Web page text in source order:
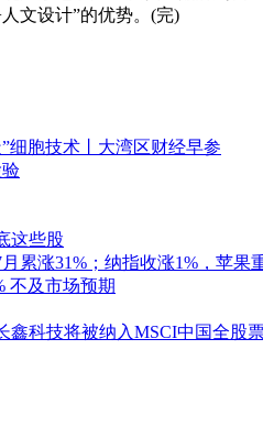
文设计”的优势。(完)
细胞技术丨大湾区财经早参
这些股
累涨31%；纳指收涨1%，苹
不及市场预期
鑫科技将被纳入MSCI中国全股